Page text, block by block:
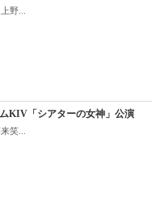
野...
KIV「シアターの女神」公演
笑...